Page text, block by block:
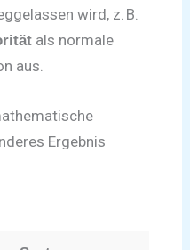
wird, z. B.
als normale
aus.
Ergebnis